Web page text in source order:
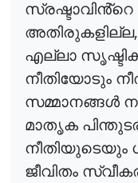
സ്രഷ്ടാവിൻ്റെ
അതിരുകളില്ല,
എല്ലാ
നീതിയോടും
സമ്മാനങ്ങൾ
മാതൃക
നീതിയുടെയും
ജീവിതം